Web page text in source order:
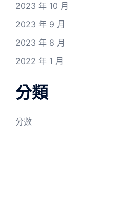
2023 年 10 月
2023 年 9 月
2023 年 8 月
2022 年 1 月
分類
分數